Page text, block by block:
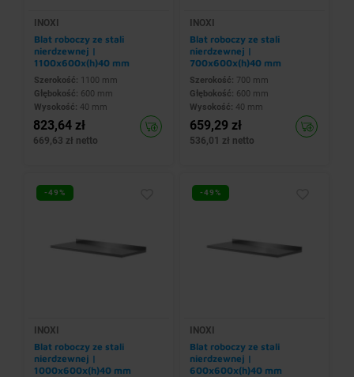
INOXI
Blat roboczy ze stali
nierdzewnej |
1100x600x(h)40 mm
Szerokość: 1100 mm
Głębokość: 600 mm
Wysokość: 40 mm
823,64 zł
669,63 zł netto
INOXI
Blat roboczy ze stali
nierdzewnej |
700x600x(h)40 mm
Szerokość: 700 mm
Głębokość: 600 mm
Wysokość: 40 mm
659,29 zł
536,01 zł netto
-49%
INOXI
Blat roboczy ze stali
nierdzewnej |
1000x600x(h)40 mm
-49%
INOXI
Blat roboczy ze stali
nierdzewnej |
600x600x(h)40 mm